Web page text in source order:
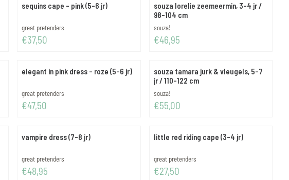
sequins cape - pink (5-6 jr)
Merk:
great pretenders
Prijs: 37,50
€37,50
souza lorelie zeemeermin, 3-4 jr /
98-104 cm
Merk:
souza!
Prijs: 46,95
€46,95
elegant in pink dress - roze (5-6 jr)
Merk:
great pretenders
Prijs: 47,50
€47,50
souza tamara jurk & vleugels, 5-7
jr / 110-122 cm
Merk:
souza!
Prijs: 55,00
€55,00
vampire dress (7-8 jr)
Merk:
great pretenders
Prijs: 48,95
€48,95
little red riding cape (3-4 jr)
Merk:
great pretenders
Prijs: 27,50
€27,50